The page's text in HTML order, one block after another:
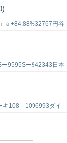
ａ+84.88%32767円谷
9595Sー942343日本
キ108－1096993ダイ